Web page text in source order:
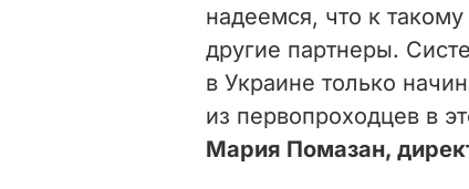
надеемся, что к
другие партнеры.
в Украине только
из первопроходцев в
Мария Помазан,